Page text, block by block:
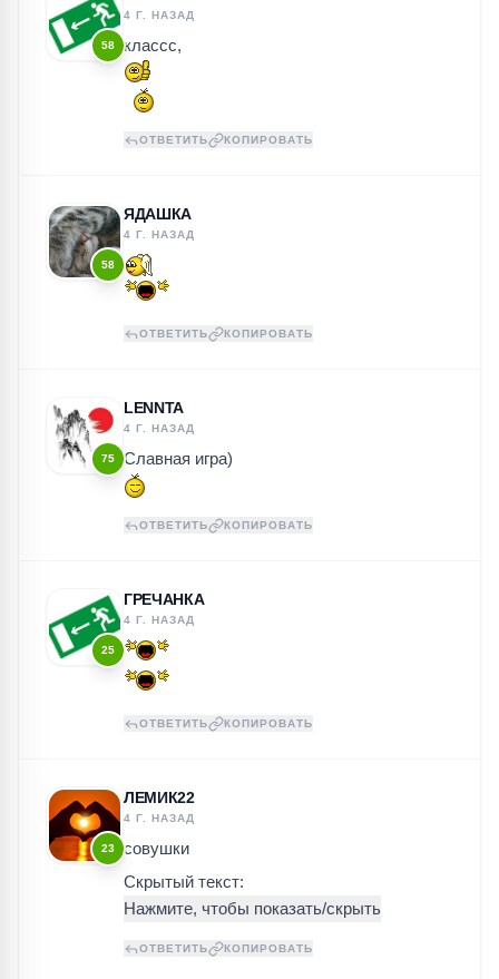
58
4 Г. НАЗАД
классс,
ОТВЕТИТЬ КОПИРОВАТЬ
58
ЯДАШКА
4 Г. НАЗАД
ОТВЕТИТЬ КОПИРОВАТЬ
75
LENNTA
4 Г. НАЗАД
Славная игра)
ОТВЕТИТЬ КОПИРОВАТЬ
25
ГРЕЧАНКА
4 Г. НАЗАД
ОТВЕТИТЬ КОПИРОВАТЬ
23
ЛЕМИК22
4 Г. НАЗАД
совушки
Скрытый текст:
ОТВЕТИТЬ КОПИРОВАТЬ